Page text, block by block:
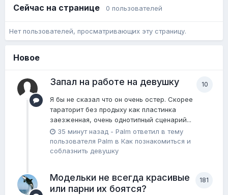
Сейчас на странице 0 пользователей
Нет пользователей, просматривающих эту страницу.
Новое
10
Запал на работе на девушку
Я бы не сказал что он очень остер. Скорее
тараторит без продыху как пластинка
заезженная, очень однотипный сценарий...
35 минут назад - Palm ответил в тему
пользователя Palm в Как познакомиться и
соблазнить девушку
181
Модельки не всегда красивые
или парни их боятся?